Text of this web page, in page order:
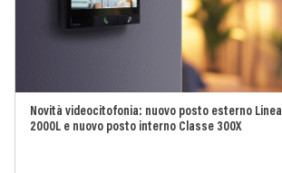
Novità videocitofonia: nuovo posto esterno Linea
2000L e nuovo posto interno Classe 300X